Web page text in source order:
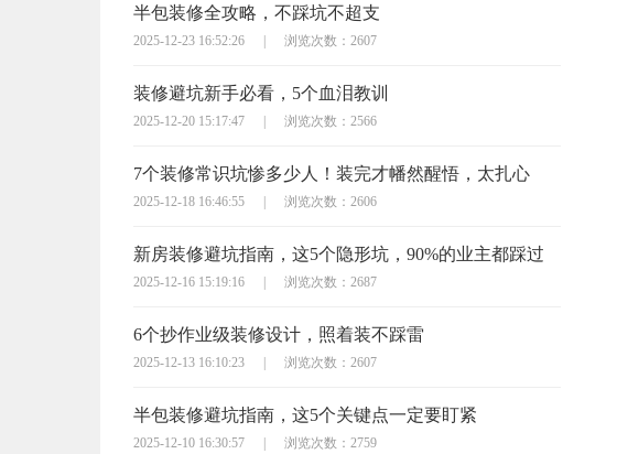
半包装修全攻略，不踩坑不超支
2025-12-23 16:52:26 浏览次数：2607
装修避坑新手必看，5个血泪教训
2025-12-20 15:17:47 浏览次数：2566
7个装修常识坑惨多少人！装完才幡然醒悟，太扎心
2025-12-18 16:46:55 浏览次数：2606
新房装修避坑指南，这5个隐形坑，90%的业主都踩过
2025-12-16 15:19:16 浏览次数：2687
6个抄作业级装修设计，照着装不踩雷
2025-12-13 16:10:23 浏览次数：2607
半包装修避坑指南，这5个关键点一定要盯紧
2025-12-10 16:30:57 浏览次数：2759